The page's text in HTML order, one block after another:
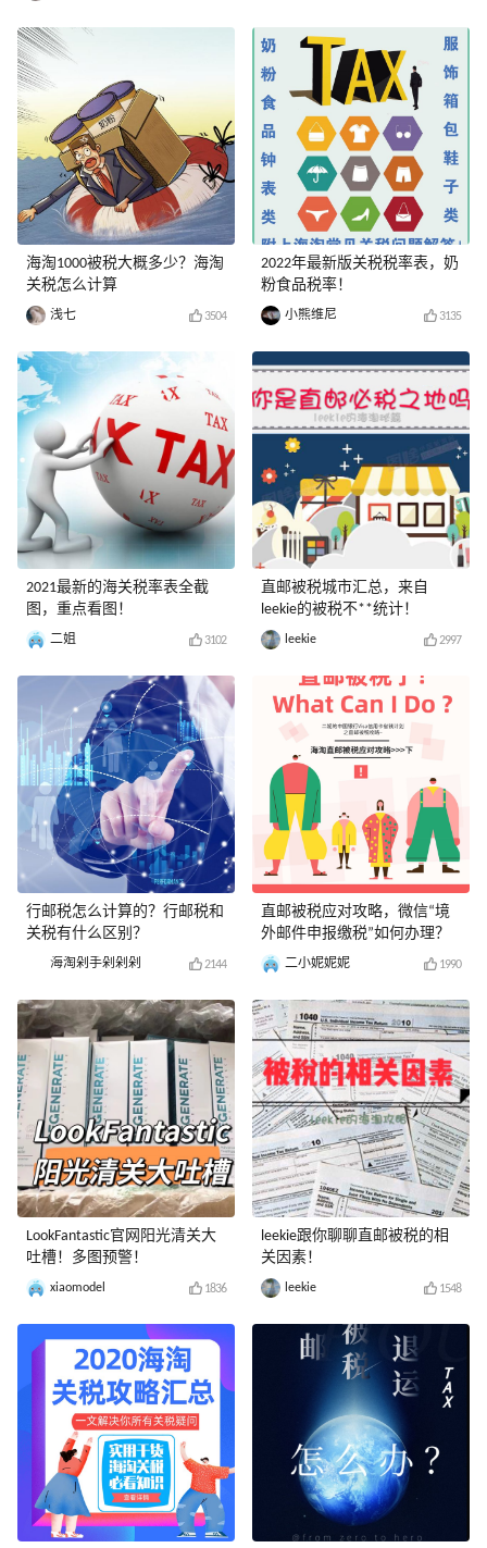
海淘1000被税大概多少？海淘
关税怎么计算
浅七 3504
2021最新的海关税率表全截
图，重点看图！
二姐 3102
行邮税怎么计算的？行邮税和
关税有什么区别？
海淘剁手剁剁剁 2144
LookFantastic官网阳光清关大
吐槽！多图预警！
xiaomodel 1836
2022年最新版关税税率表，奶
粉食品税率！
小熊维尼 3135
直邮被税城市汇总，来自
leekie的被税不**统计！
leekie 2997
直邮被税应对攻略，微信“境
外邮件申报缴税”如何办理？
二小妮妮妮 1990
leekie跟你聊聊直邮被税的相
关因素！
leekie 1548